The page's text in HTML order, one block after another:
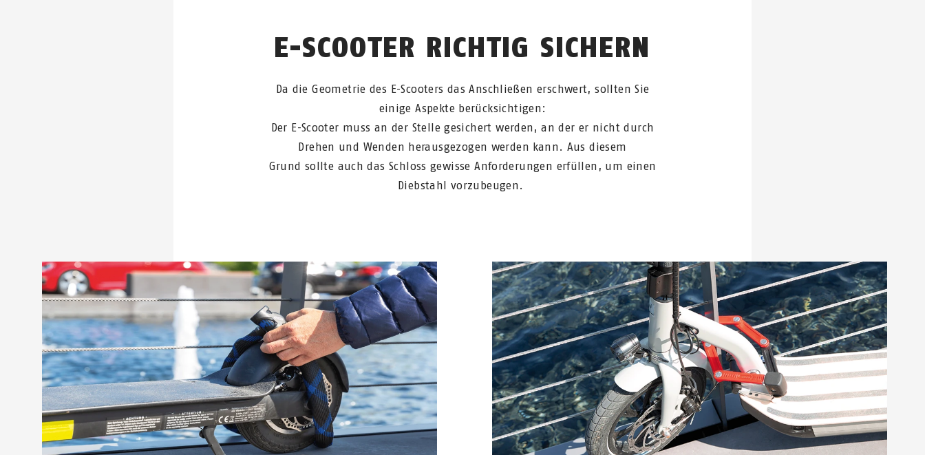
E-SCOOTER RICHTIG SICHERN
Da die Geometrie des E-Scooters das Anschließen erschwert, sollten Sie
einige Aspekte berücksichtigen:
Der E-Scooter muss an der Stelle gesichert werden, an der er nicht durch
Drehen und Wenden herausgezogen werden kann. Aus diesem
Grund sollte auch das Schloss gewisse Anforderungen erfüllen, um einen
Diebstahl vorzubeugen.